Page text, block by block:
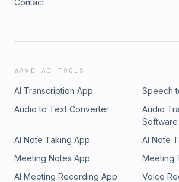
Contact
WAVE AI TOOLS
AI Transcription App
Speech
Audio to Text Converter
Audio
Software
AI Note Taking App
AI Note
Meeting Notes App
Meeting
AI Meeting Recording App
Voice